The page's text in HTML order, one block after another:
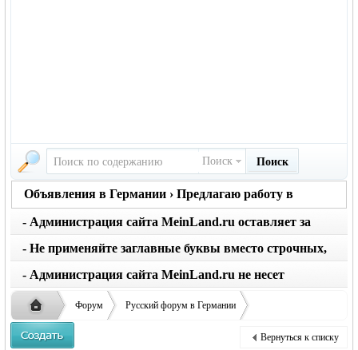
Поиск Поиск
Объявления в Германии › Предлагаю работу в
Германии
- Администрация сайта MeinLand.ru оставляет за
собой право редактировать объявление, не искажая
его смысл
- Не применяйте заглавные буквы вместо строчных,
последует удаление объявления
- Администрация сайта MeinLand.ru не несет
ответственности за содержание размещенных
объявлений
Форум Русский форум в Германии
Объявления в Германии Предлагаю работу в Германии Вернуться к списку